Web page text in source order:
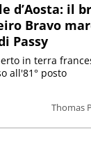
d’Aosta: il
Bravo
Passy
Thomas
in terra
all'81° posto